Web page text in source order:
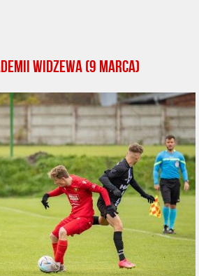
Widzewa (9 marca)